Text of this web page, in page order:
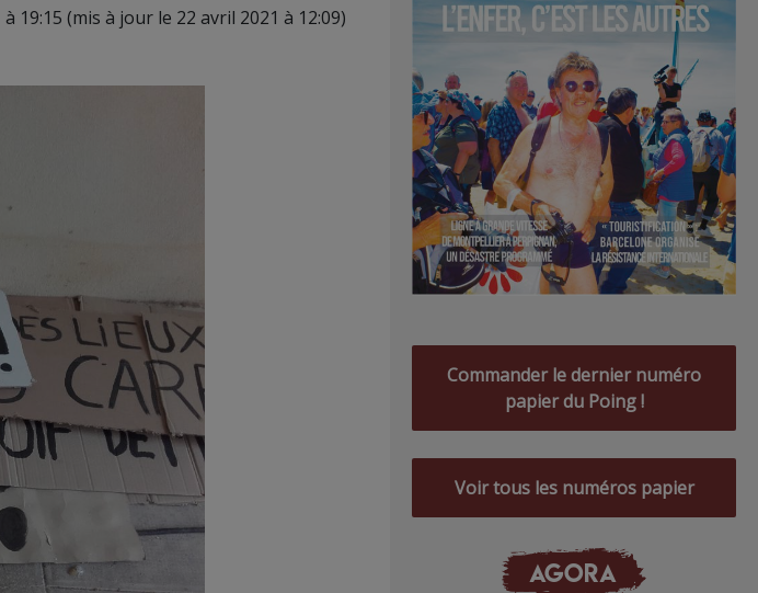
19:15 (mis à jour le 22 avril 2021 à 12:09)
Commander le dernier numéro
papier du Poing !
Voir tous les numéros papier
AGORA